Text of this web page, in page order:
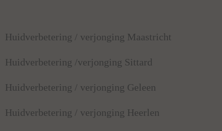
Huidverbetering / verjonging Maastricht
Huidverbetering /verjonging Sittard
Huidverbetering / verjonging Geleen
Huidverbetering / verjonging Heerlen